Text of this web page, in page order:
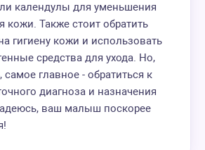
календулы для уменьшения
кожи. Также стоит обратить
гигиену кожи и использовать
средства для ухода. Но,
самое главное - обратиться к
диагноза и назначения
ваш малыш поскорее